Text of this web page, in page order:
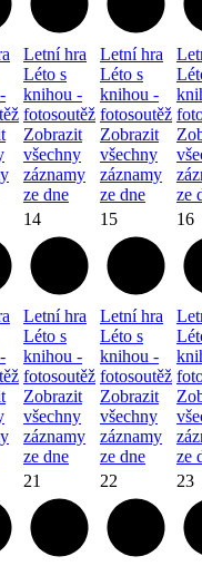
Letní hra
Léto s
knihou -
fotosoutěž
Zobrazit
všechny
záznamy
ze dne
Letní hra
Léto s
knihou -
fotosoutěž
Zobrazit
všechny
záznamy
ze dne
ze
14
Letní hra
Léto s
knihou -
fotosoutěž
Zobrazit
všechny
záznamy
ze dne
15
Letní hra
Léto s
knihou -
fotosoutěž
Zobrazit
všechny
záznamy
ze dne
16
ze
21 22 23